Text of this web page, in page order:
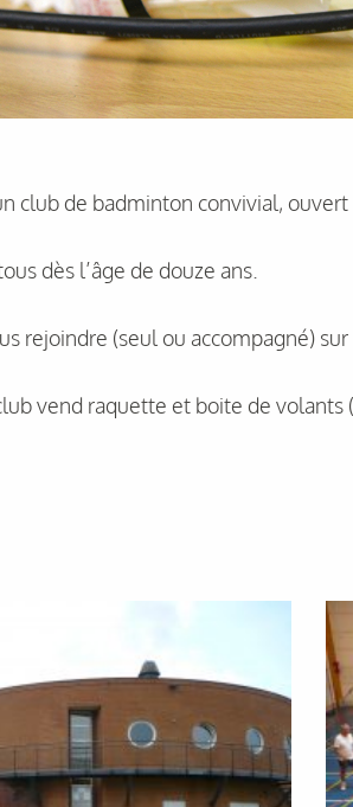
club de badminton convivial,
dès l’âge de douze ans.
rejoindre (seul ou accompagné)
vend raquette et boite de volants